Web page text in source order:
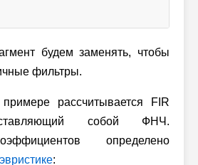
будем заменять, чтобы
фильтры.
рассчитывается FIR
собой ФНЧ.
определено
: